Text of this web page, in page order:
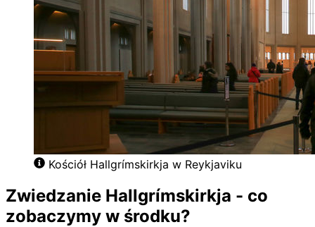
Kościół Hallgrímskirkja w Reykjaviku
Zwiedzanie Hallgrímskirkja - co
zobaczymy w środku?